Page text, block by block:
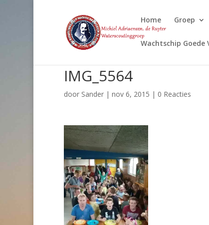
Home Groep
Wachtschip Goede
IMG_5564
door Sander| nov 6, 2015 | 0 Reacties